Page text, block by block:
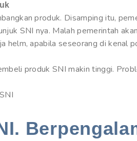
produk. Disamping itu,
SNI nya. Malah pemerintah
helm, apabila seseorang di kenal
produk SNI makin tinggi.